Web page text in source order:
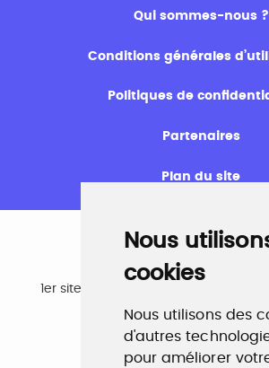
Nous
cookies
Nous utilisons des
d'autres
pour améliorer
Qui sommes-nous ?
Conditions générales
Politiques de
Partenaires
Plan du site
Emploi
1er site emploi du secteur culturel